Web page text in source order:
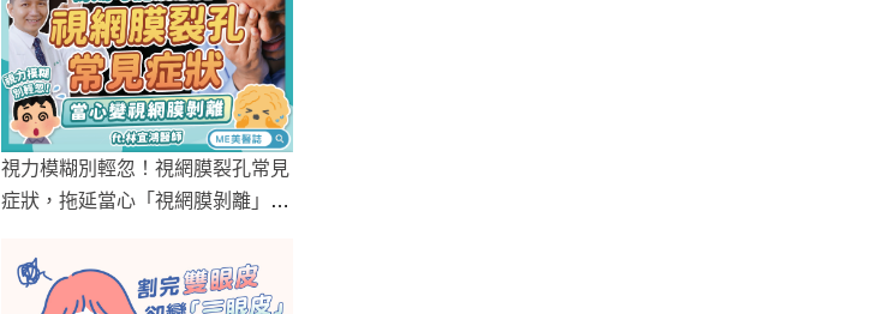
視力模糊別輕忽！視網膜裂孔常見
症狀，拖延當心「視網膜剝離」恐